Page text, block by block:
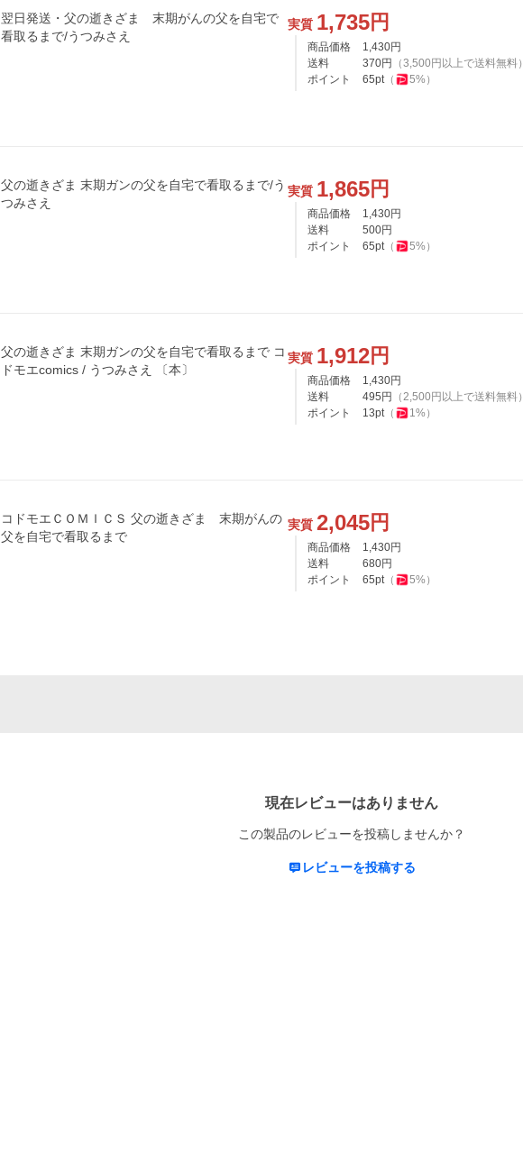
翌日発送・父の逝きざま 末期がんの父を自宅で
看取るまで/うつみさえ
実質 1,735円
商品価格 1,430円
送料
370円 （3,500 円以上で送料無料）
ポイント
65pt（ 5%）
父の逝きざま 末期ガンの父を自宅で看取るまで/う
つみさえ
実質 1,865円
商品価格 1,430円
送料
500円
ポイント
65pt（ 5%）
父の逝きざま 末期ガンの父を自宅で看取るまで コ
ドモエcomics / うつみさえ 〔本〕
実質 1,912円
商品価格 1,430円
送料
495 円 （2,500 円以上で送料無料）
ポイント
13pt（ 1%）
コドモエＣＯＭＩＣＳ 父の逝きざま 末期がんの
父を自宅で看取るまで
実質 2,045円
商品価格 1,430円
送料
680円
ポイント
65pt（ 5%）
現在レビューはありません
この製品のレビューを投稿しませんか？
レビューを投稿する